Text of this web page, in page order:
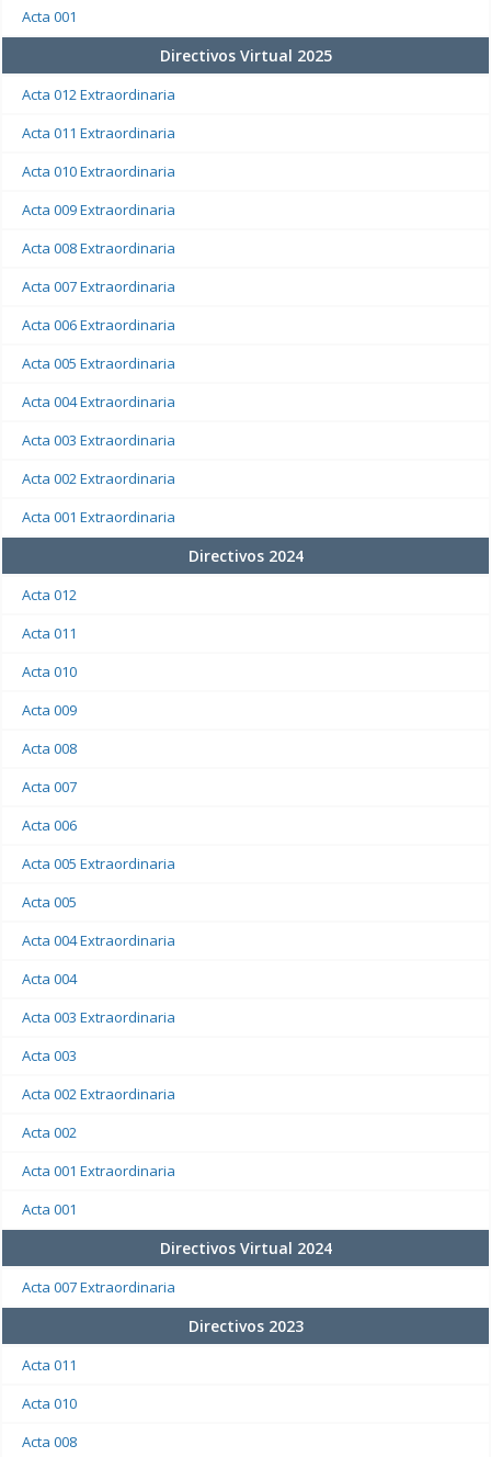
Acta 001
Directivos Virtual 2025
Acta 012 Extraordinaria
Acta 011 Extraordinaria
Acta 010 Extraordinaria
Acta 009 Extraordinaria
Acta 008 Extraordinaria
Acta 007 Extraordinaria
Acta 006 Extraordinaria
Acta 005 Extraordinaria
Acta 004 Extraordinaria
Acta 003 Extraordinaria
Acta 002 Extraordinaria
Acta 001 Extraordinaria
Directivos 2024
Acta 012
Acta 011
Acta 010
Acta 009
Acta 008
Acta 007
Acta 006
Acta 005 Extraordinaria
Acta 005
Acta 004 Extraordinaria
Acta 004
Acta 003 Extraordinaria
Acta 003
Acta 002 Extraordinaria
Acta 002
Acta 001 Extraordinaria
Acta 001
Directivos Virtual 2024
Acta 007 Extraordinaria
Directivos 2023
Acta 011
Acta 010
Acta 008